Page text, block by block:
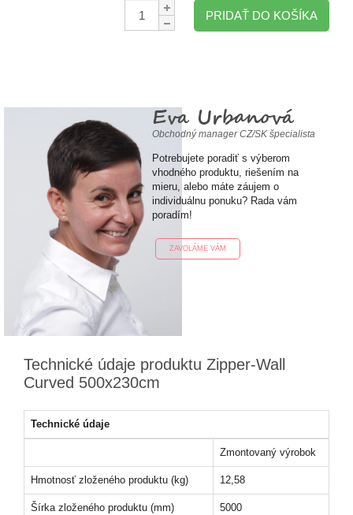
Množstvo:
PRIDAŤ DO KOŠÍKA
Eva Urbanová
Obchodný manager CZ/SK špecialista
Potrebujete poradiť s výberom
vhodného produktu, riešením na
mieru, alebo máte záujem o
individuálnu ponuku? Rada vám
poradím!
ZAVOLÁME VÁM
Technické údaje produktu Zipper-Wall
Curved 500x230cm
Technické údaje
Zmontovaný výrobok
Hmotnosť zloženého produktu (kg) 12,58
Šírka zloženého produktu (mm) 5000